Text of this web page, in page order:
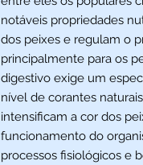
notáveis propriedades
dos peixes e regulam o
principalmente para os
digestivo exige um
nível de corantes
intensificam a cor dos
funcionamento do
processos fisiológicos e